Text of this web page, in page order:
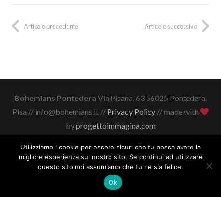
Articolo precedente Articolo successivo
Bohemians Pontedera Via Pisana, 63 56025 Pontedera,
Pisa // info@bohemians.it // Privacy Policy// made with
byprogettoimmagina.com
Utilizziamo i cookie per essere sicuri che tu possa avere la
migliore esperienza sul nostro sito. Se continui ad utilizzare
questo sito noi assumiamo che tu ne sia felice.
Ok